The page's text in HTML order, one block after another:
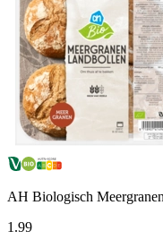
AH Biologisch
1 .99